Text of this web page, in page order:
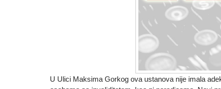
U Ulici Maksima Gorkog ova ustanova nije imala